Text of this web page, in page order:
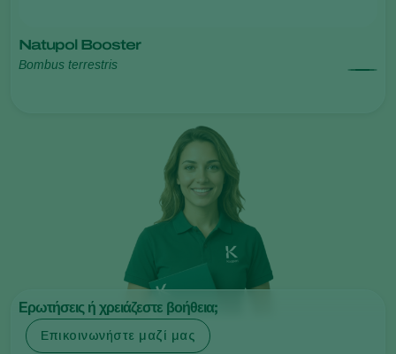
Natupol Booster
Bombus terrestris
Ερωτήσεις ή χρειάζεστε βοήθεια;
Επικοινωνήστε μαζί μας